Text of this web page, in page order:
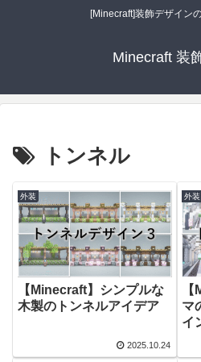
[Minecraft]装飾デザイン
Minecraft 装
トンネル
外装
【Minecraft】シンプルな
木製のトンネルアイデア
2025.10.24
外装
マ
イ